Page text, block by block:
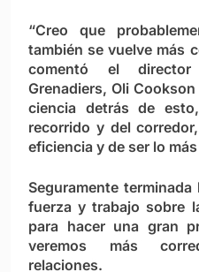
“Creo que
también se vuelve más
comentó el
Grenadiers, Oli
ciencia detrás de
recorrido y del
eficiencia y de ser lo
Seguramente
fuerza y trabajo sobre
para hacer una gran
veremos más
relaciones.